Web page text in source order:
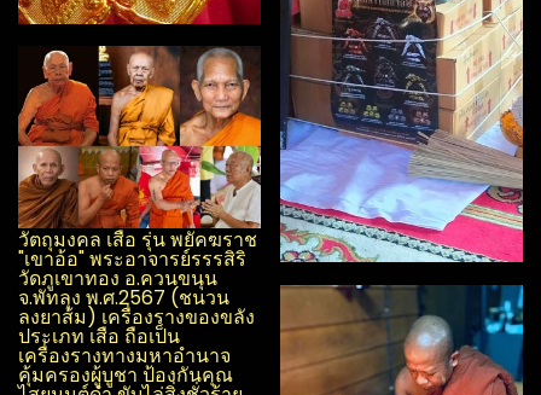
วัตถุมงคล เสือ รุ่น พยัคฆราช
"เขาอ้อ" พระอาจารย์รรร​สิริ​
วัดภูเขาทอง อ.ควนขนุน​
จ.พัทลุง​ พ.ศ.2567 (ชนวน
ลงยาส้ม) เครื่องรางของขลัง
ประเภท เสือ ถือเป็น
เครื่องรางทางมหาอำนาจ
คุ้มครองผู้บูชา ป้องกันคุณ